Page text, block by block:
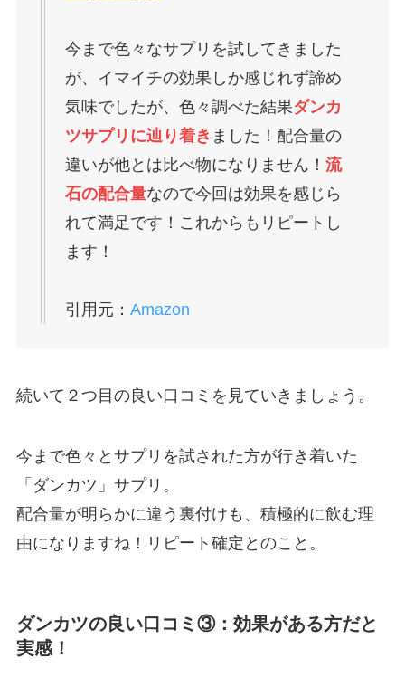
今まで色々なサプリを試してきました
が、イマイチの効果しか感じれず諦め
気味でしたが、色々調べた結果ダンカ
ツサプリに辿り着き ました！配合量の
違いが他とは比べ物になりません！ 流
石の配合量なので今回は効果を感じら
れて満足です！これからもリピートし
ます！
引用元： Amazon
続いて２つ目の良い口コミを見ていきましょう。
今まで色々とサプリを試された方が行き着いた
「ダンカツ」サプリ。
配合量が明らかに違う裏付けも、積極的に飲む理
由になりますね！リピート確定とのこと。
ダンカツの良い口コミ③：効果がある方だと
実感！